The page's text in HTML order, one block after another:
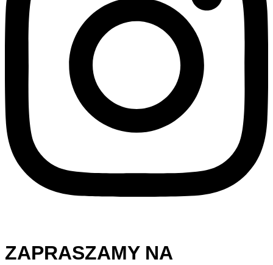
ZAPRASZAMY NA